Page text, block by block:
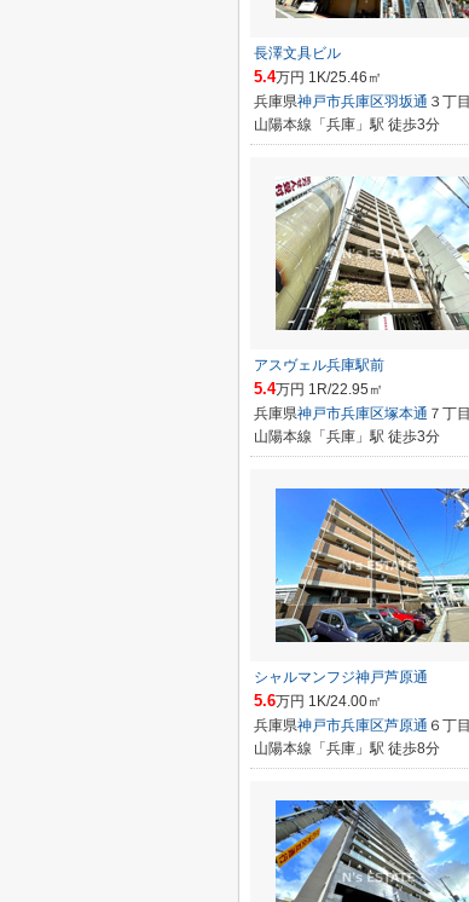
長澤文具ビル
5.4万円 1K/25.46㎡
兵庫県神戸市兵庫区羽坂通 ３丁目
山陽本線「兵庫」駅 徒歩3分
アスヴェル兵庫駅前
5.4万円 1R/22.95㎡
兵庫県神戸市兵庫区塚本通 ７丁目
山陽本線「兵庫」駅 徒歩3分
シャルマンフジ神戸芦原通
5.6万円 1K/24.00㎡
兵庫県神戸市兵庫区芦原通 ６丁目
山陽本線「兵庫」駅 徒歩8分